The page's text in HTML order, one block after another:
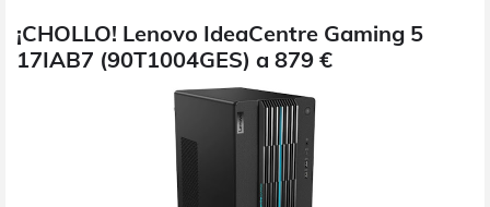
¡CHOLLO! Lenovo IdeaCentre Gaming 5
17IAB7 (90T1004GES) a 879 €